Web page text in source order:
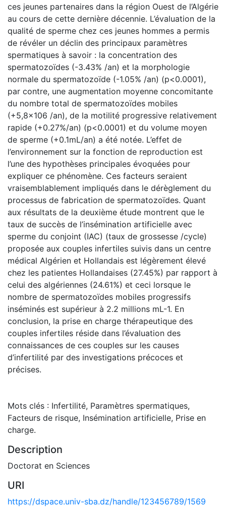
ces jeunes partenaires dans la région Ouest de l’Algérie
au cours de cette dernière décennie. L’évaluation de la
qualité de sperme chez ces jeunes hommes a permis
de révéler un déclin des principaux paramètres
spermatiques à savoir : la concentration des
spermatozoïdes (-3.43% /an) et la morphologie
normale du spermatozoïde (-1.05% /an) (p<0.0001),
par contre, une augmentation moyenne concomitante
du nombre total de spermatozoïdes mobiles
(+5,8×106 /an), de la motilité progressive relativement
rapide (+0.27%/an) (p<0.0001) et du volume moyen
de sperme (+0.1mL/an) a été notée. L’effet de
l’environnement sur la fonction de reproduction est
l’une des hypothèses principales évoquées pour
expliquer ce phénomène. Ces facteurs seraient
vraisemblablement impliqués dans le dérèglement du
processus de fabrication de spermatozoïdes. Quant
aux résultats de la deuxième étude montrent que le
taux de succès de l’insémination artificielle avec
sperme du conjoint (IAC) (taux de grossesse /cycle)
proposée aux couples infertiles suivis dans un centre
médical Algérien et Hollandais est légèrement élevé
chez les patientes Hollandaises (27.45%) par rapport à
celui des algériennes (24.61%) et ceci lorsque le
nombre de spermatozoïdes mobiles progressifs
inséminés est supérieur à 2.2 millions mL-1. En
conclusion, la prise en charge thérapeutique des
couples infertiles réside dans l’évaluation des
connaissances de ces couples sur les causes
d’infertilité par des investigations précoces et
précises.
Mots clés : Infertilité, Paramètres spermatiques,
Facteurs de risque, Insémination artificielle, Prise en
charge.
Description
Doctorat en Sciences
URI
https://dspace.univ-sba.dz/handle/123456789/1569